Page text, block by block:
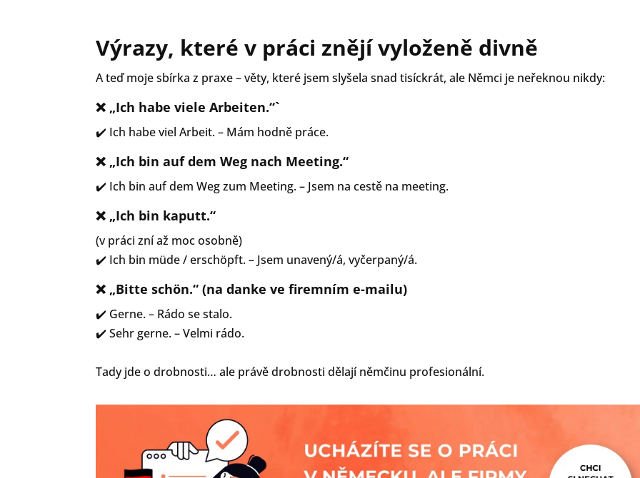
Výrazy, které v práci znějí vyloženě divně
A teď moje sbírka z praxe – věty, které jsem slyšela snad tisíckrát, ale Němci je neřeknou nikdy:
❌ „Ich habe viele Arbeiten.“`
✔️ Ich habe viel Arbeit. – Mám hodně práce.
❌ „Ich bin auf dem Weg nach Meeting.“
✔️ Ich bin auf dem Weg zum Meeting. – Jsem na cestě na meeting.
❌ „Ich bin kaputt.“
(v práci zní až moc osobně)
✔️ Ich bin müde / erschöpft. – Jsem unavený/á, vyčerpaný/á.
❌ „Bitte schön.“ (na danke ve firemním e-mailu)
✔️ Gerne. – Rádo se stalo.
✔️ Sehr gerne. – Velmi rádo.
Tady jde o drobnosti… ale právě drobnosti dělají němčinu profesionální.